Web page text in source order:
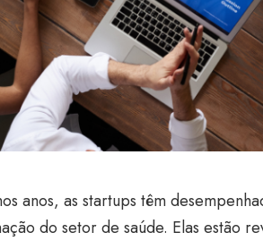
anos, as startups têm
do setor de saúde. Elas estão